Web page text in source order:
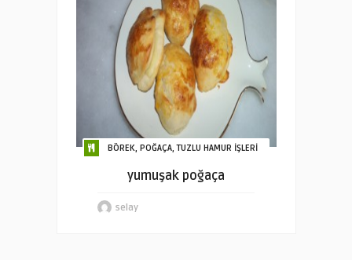
BÖREK, POĞAÇA, TUZLU HAMUR İŞLERİ
yumuşak poğaça
selay